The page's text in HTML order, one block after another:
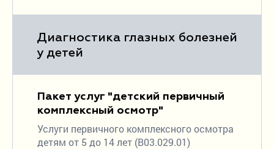
Диагностика глазных болезней
у детей
Пакет услуг "детский первичный
комплексный осмотр"
Услуги первичного комплексного осмотра
детям от 5 до 14 лет (В03.029.01)